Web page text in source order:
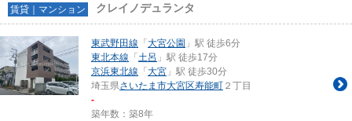
賃貸｜マンション クレイノデュランタ
東武野田線 「 大宮公園 」駅 徒歩6分
東北本線 「 土呂 」駅 徒歩17分
京浜東北線 「 大宮 」駅 徒歩30分
埼玉県さいたま市大宮区寿能町 ２丁目
-
築年数：築8年